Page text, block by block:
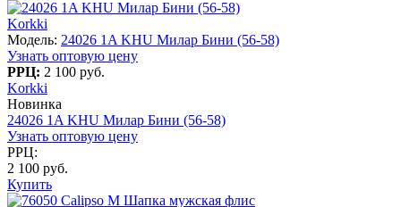
Korkki
Модель: 24026 1A KHU Милар Бини (56-58)
Узнать оптовую цену
РРЦ: 2 100 руб.
Korkki
Новинка
24026 1A KHU Милар Бини (56-58)
Узнать оптовую цену
РРЦ:
2 100 руб.
Купить